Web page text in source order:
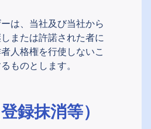
は、当社及び当社から
または許諾された者に
人格権を行使しないこ
ものとします。
録抹消等）